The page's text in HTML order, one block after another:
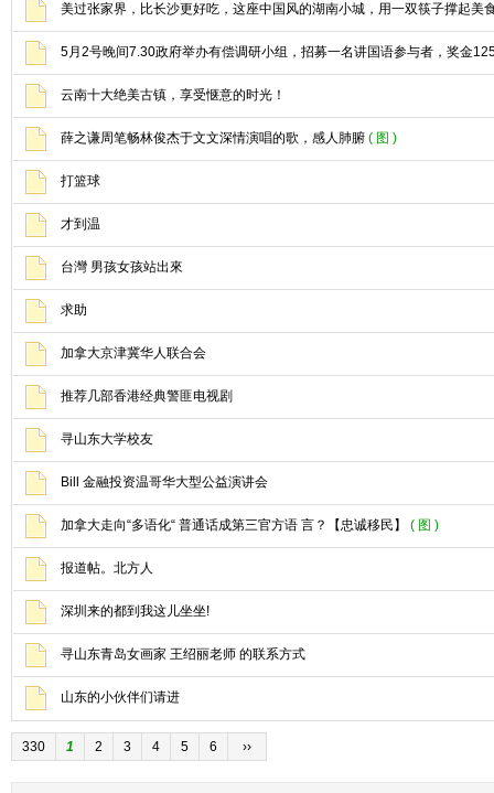
美过张家界，比长沙更好吃，这座中国风的湖南小城，用一双筷子撑起美
5月2号晚间7.30政府举办有偿调研小组，招募一名讲国语参与者，奖金
云南十大绝美古镇，享受惬意的时光！
薛之谦周笔畅林俊杰于文文深情演唱的歌，感人肺腑 ( 图 )
打篮球
才到温
台灣 男孩女孩站出來
求助
加拿大京津冀华人联合会
推荐几部香港经典警匪电视剧
寻山东大学校友
Bill 金融投资温哥华大型公益演讲会
加拿大走向“多语化“ 普通话成第三官方语 言？【忠诚移民】 ( 图 )
报道帖。北方人
深圳来的都到我这儿坐坐!
寻山东青岛女画家 王绍丽老师 的联系方式
山东的小伙伴们请进
330 1 2 3 4 5 6 ››